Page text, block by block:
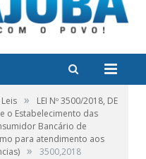
Leis »
LEI Nº 3500/2018, DE
o Estabelecimento das
Bancário de
para atendimento aos
» 3500,2018